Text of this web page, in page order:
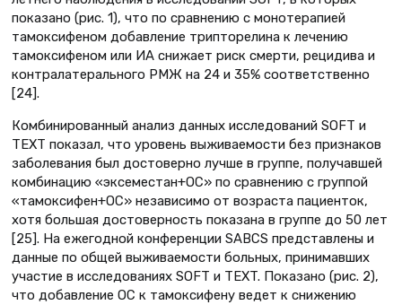
показано (рис. 1), что по сравнению с монотерапией
тамоксифеном добавление трипторелина к лечению
тамоксифеном или ИА снижает риск смерти, рецидива и
контралатерального РМЖ на 24 и 35% соответственно
[24].
Комбинированный анализ данных исследований SOFT и
TEXT показал, что уровень выживаемости без признаков
заболевания был достоверно лучше в группе, получавшей
комбинацию «эксеместан+ОС» по сравнению с группой
«тамоксифен+ОС» независимо от возраста пациенток,
хотя большая достоверность показана в группе до 50 лет
[25]. На ежегодной конференции SABCS представлены и
данные по общей выживаемости больных, принимавших
участие в исследованиях SOFT и TEXT. Показано (рис. 2),
что добавление ОС к тамоксифену ведет к снижению